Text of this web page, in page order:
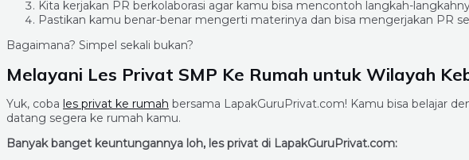
Kita kerjakan PR berkolaborasi agar kamu bisa mencontoh langkah-
Pastikan kamu benar-benar mengerti materinya dan bisa mengerjakan PR
Bagaimana? Simpel sekali bukan?
Melayani Les Privat SMP Ke Rumah untuk Wilayah
Yuk, coba les privat ke rumah bersama LapakGuruPrivat.com! Kamu bisa belajar
datang segera ke rumah kamu.
Banyak banget keuntungannya loh, les privat di LapakGuruPrivat.com: